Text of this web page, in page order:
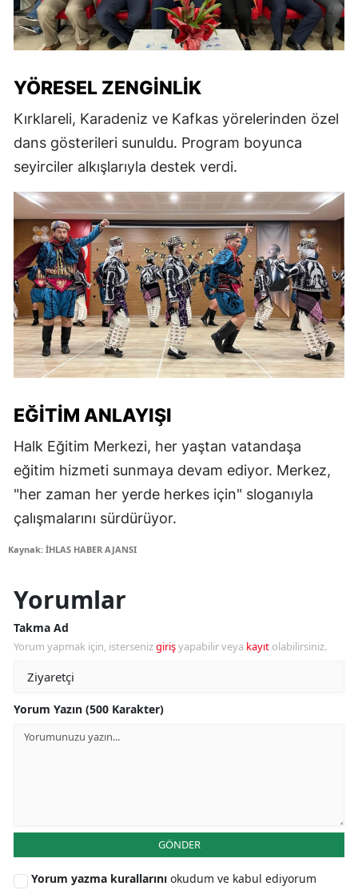
YÖRESEL ZENGINLIK
Kırklareli, Karadeniz ve Kafkas yörelerinden özel
dans gösterileri sunuldu. Program boyunca
seyirciler alkışlarıyla destek verdi.
EĞITIM ANLAYIŞI
Halk Eğitim Merkezi, her yaştan vatandaşa
eğitim hizmeti sunmaya devam ediyor. Merkez,
"her zaman her yerde herkes için" sloganıyla
çalışmalarını sürdürüyor.
Kaynak: İHLAS HABER AJANSI
Yorumlar
Takma Ad
Yorum yapmak için, istersenizgirişyapabilir veya kayıt olabilirsiniz.
Yorum Yazın (500 Karakter)
GÖNDER
Yorum yazma kurallarını okudum ve kabul ediyorum